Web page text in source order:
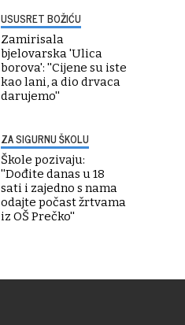
USUSRET BOŽIĆU
Zamirisala
bjelovarska 'Ulica
borova': ''Cijene su iste
kao lani, a dio drvaca
darujemo''
ZA SIGURNU ŠKOLU
Škole pozivaju:
''Dođite danas u 18
sati i zajedno s nama
odajte počast žrtvama
iz OŠ Prečko''